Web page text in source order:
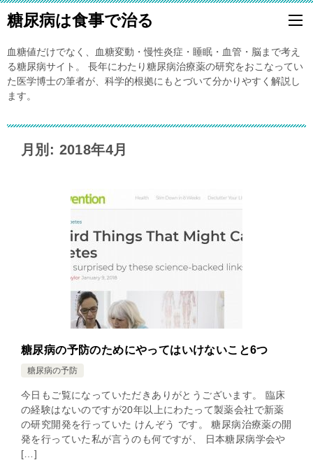
糖尿病は食事で治る
血糖値だけでなく、血糖変動・慢性炎症・睡眠・血管・脳まで考え
る糖尿病サイト。 長年にわたり糖尿病治療薬の研究をおこなってい
た医学博士の筆者が、科学的根拠にもとづいて分かりやすく解説し
ます。
月別: 2018年4月
糖尿病の予防のためにやってはいけないこと6つ
糖尿病の予防
今日もご覧になっていただきありがとうございます。 臨床
の経験はないのですが20年以上にわたって製薬会社で新薬
の研究開発を行っていた けんぞう です。 糖尿病治療薬の開
発を行っていた私が言うのも何ですが、 日本糖尿病学会や
[…]